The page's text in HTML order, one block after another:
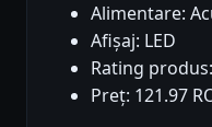
Alimentare:
Afișaj: LED
Rating
Preț: 121.97